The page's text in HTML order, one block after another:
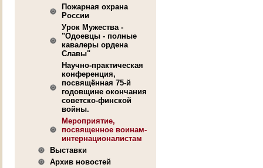
Пожарная охрана
России
Урок Мужества -
"Одоевцы - полные
кавалеры ордена
Славы"
Научно-практическая
конференция,
посвящённая 75-й
годовщине окончания
советско-финской
войны.
Мероприятие,
посвященное воинам-
интерна­ционалистам
Выставки
Архив новостей